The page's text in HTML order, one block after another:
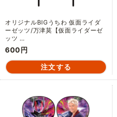
オリジナルBIGうちわ 仮面ライダ
ーゼッツ/万津莫【仮面ライダーゼ
ッツ …
600円